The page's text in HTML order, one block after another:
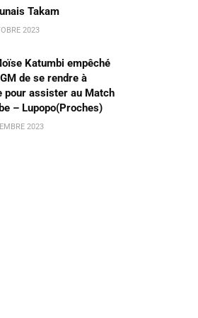
Takam
2023
Katumbi empêché
de se rendre à
pour assister au Match
– Lupopo(Proches)
2023